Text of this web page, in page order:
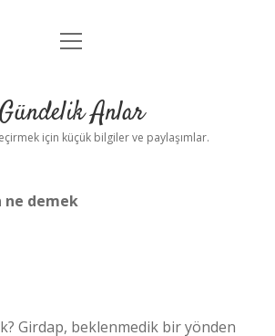
Anasayfa
Yasal Uyarı
menüyü
Gündelik Anlar
için küçük bilgiler ve paylaşımlar.
ne demek
Girdap, beklenmedik bir yönden